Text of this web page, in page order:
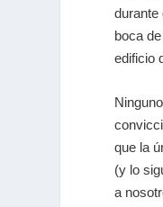
durante
boca
edificio
que la
(y lo
a